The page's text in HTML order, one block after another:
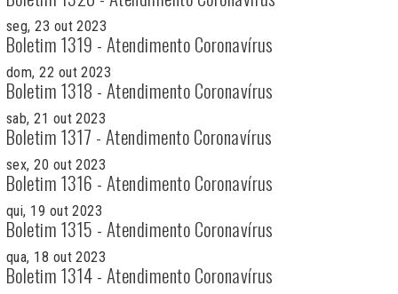
seg, 23 out 2023
Boletim 1319 - Atendimento Coronavírus
dom, 22 out 2023
Boletim 1318 - Atendimento Coronavírus
sab, 21 out 2023
Boletim 1317 - Atendimento Coronavírus
sex, 20 out 2023
Boletim 1316 - Atendimento Coronavírus
qui, 19 out 2023
Boletim 1315 - Atendimento Coronavírus
qua, 18 out 2023
Boletim 1314 - Atendimento Coronavírus